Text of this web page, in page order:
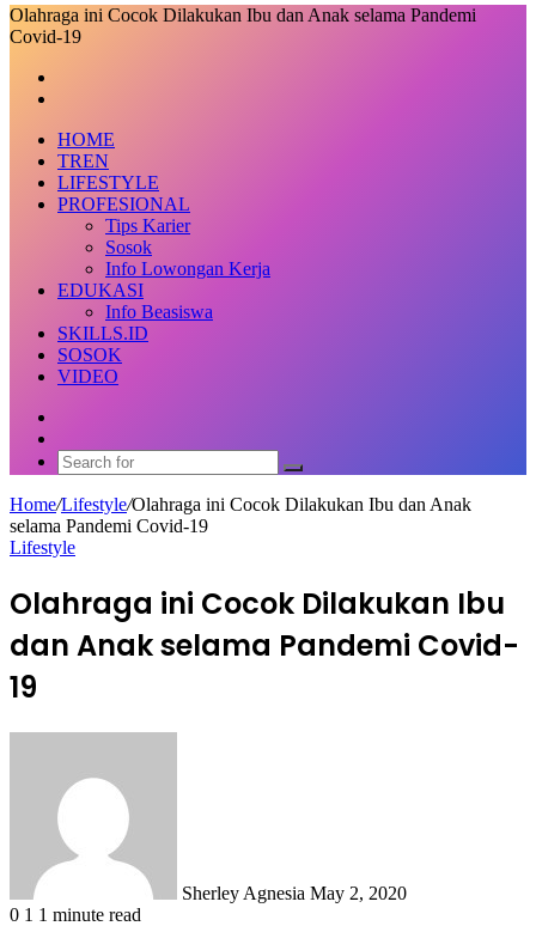
Olahraga ini Cocok Dilakukan Ibu dan Anak selama Pandemi
Covid-19
Email
HOME
TREN
LIFESTYLE
PROFESIONAL
Tips Karier
Sosok
Info Lowongan Kerja
EDUKASI
Info Beasiswa
SKILLS.ID
SOSOK
VIDEO
skin
Search
for
Home/Lifestyle/Olahraga ini Cocok Dilakukan Ibu dan Anak
selama Pandemi Covid-19
Lifestyle
Olahraga ini Cocok Dilakukan Ibu
dan Anak selama Pandemi Covid-
19
Sherley Agnesia May 2, 2020
0 1 1 minute read